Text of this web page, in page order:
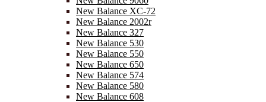
New Balance XC-72
New Balance 2002r
New Balance 327
New Balance 530
New Balance 550
New Balance 650
New Balance 574
New Balance 580
New Balance 608